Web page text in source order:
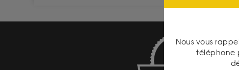
Nous vous
téléphone